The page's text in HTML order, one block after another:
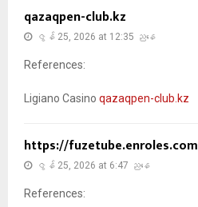
qazaqpen-club.kz
ဇွန် 25, 2026 at 12:35 ညနေ
References:
Ligiano Casino qazaqpen-club.kz
https://fuzetube.enroles.com
ဇွန် 25, 2026 at 6:47 ညနေ
References: